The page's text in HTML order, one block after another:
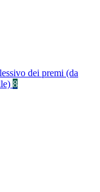
dei premi (da
8